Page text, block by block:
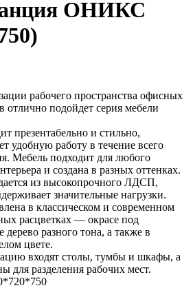
ОНИКС
рабочего пространства офисных
отлично подойдет серия мебели
презентабельно и стильно,
удобную работу в течение всего
Мебель подходит для любого
и создана в разных оттенках.
из высокопрочного ЛДСП,
значительные нагрузки.
в классическом и современном
расцветках — окрасе под
дерево разного тона, а также в
цвете.
входят столы, тумбы и шкафы, а
для разделения рабочих мест.